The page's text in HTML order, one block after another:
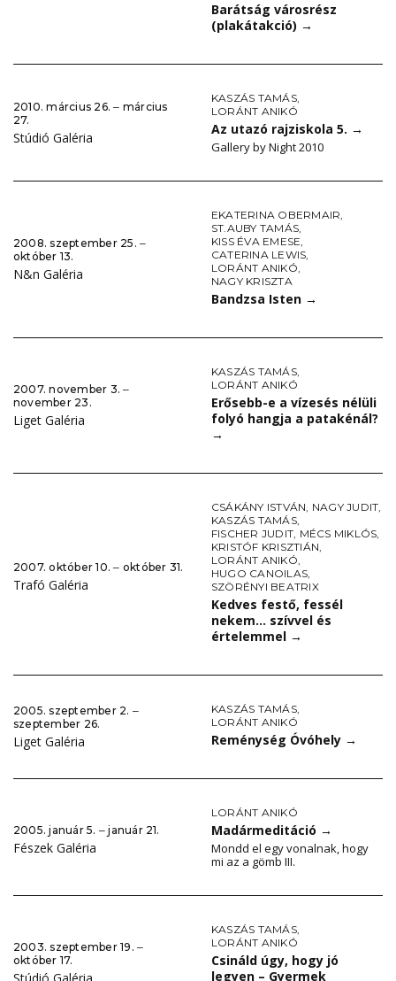
Barátság városrész
(plakátakció) →
2010. március 26. ‒ március
27.
Stúdió Galéria
KASZÁS TAMÁS,
LORÁNT ANIKÓ
Az utazó rajziskola 5. →
Gallery by Night 2010
2008. szeptember 25. ‒
október 13.
N&n Galéria
EKATERINA OBERMAIR,
ST.AUBY TAMÁS,
KISS ÉVA EMESE,
CATERINA LEWIS,
LORÁNT ANIKÓ,
NAGY KRISZTA
Bandzsa Isten →
2007. november 3. ‒
november 23.
Liget Galéria
KASZÁS TAMÁS,
LORÁNT ANIKÓ
Erősebb-e a vízesés nélüli
folyó hangja a patakénál?
→
2007. október 10. ‒ október 31.
Trafó Galéria
CSÁKÁNY ISTVÁN, NAGY JUDIT,
KASZÁS TAMÁS,
FISCHER JUDIT, MÉCS MIKLÓS,
KRISTÓF KRISZTIÁN,
LORÁNT ANIKÓ,
HUGO CANOILAS,
SZÖRÉNYI BEATRIX
Kedves festő, fessél
nekem… szívvel és
értelemmel →
2005. szeptember 2. ‒
szeptember 26.
Liget Galéria
KASZÁS TAMÁS,
LORÁNT ANIKÓ
Reménység Óvóhely →
2005. január 5. ‒ január 21.
Fészek Galéria
LORÁNT ANIKÓ
Madármeditáció →
Mondd el egy vonalnak, hogy
mi az a gömb III.
2003. szeptember 19. ‒
október 17.
KASZÁS TAMÁS,
LORÁNT ANIKÓ
Csináld úgy, hogy jó
legyen – Gyermek